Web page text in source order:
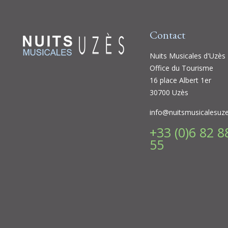
Contact
Nuits Musicales d'Uzès
Office du Tourisme
16 place Albert 1er
30700 Uzès
+33 (0)6 82
55